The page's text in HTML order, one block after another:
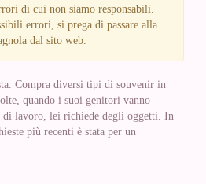
di cui non siamo responsabili.
errori, si prega di passare alla
dal sito web.
Compra diversi tipi di souvenir in
quando i suoi genitori vanno
di lavoro, lei richiede degli oggetti. In
più recenti è stata per un